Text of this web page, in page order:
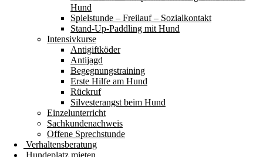
Hund
Spielstunde – Freilauf – Sozialkontakt
Stand-Up-Paddling mit Hund
Intensivkurse
Antigiftköder
Antijagd
Begegnungstraining
Erste Hilfe am Hund
Rückruf
Silvesterangst beim Hund
Einzelunterricht
Sachkundenachweis
Offene Sprechstunde
Verhaltensberatung
Hundeplatz mieten